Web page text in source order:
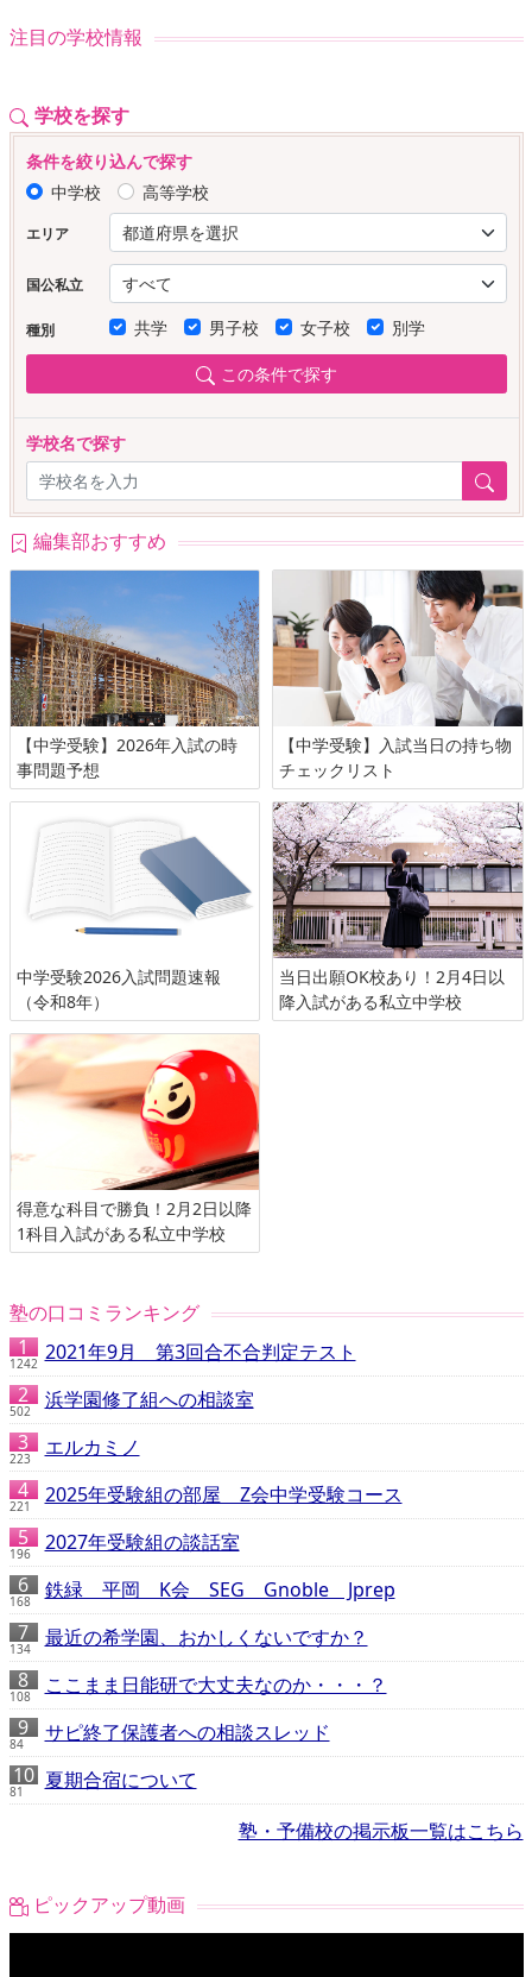
注目の学校情報
学校を探す
条件を絞り込んで探す
中学校
高等学校
エリア
国公私立
種別 共学 男子校 女子校 別学
この条件で探す
学校名で探す
編集部おすすめ
【中学受験】2026年入試の時
事問題予想
【中学受験】入試当日の持ち物
チェックリスト
中学受験2026入試問題速報
（令和8年）
当日出願OK校あり！2月4日以
降入試がある私立中学校
得意な科目で勝負！2月2日以降
1科目入試がある私立中学校
塾の口コミランキング
1242 2021年9月 第3回合不合判定テスト
502 浜学園修了組への相談室
223 エルカミノ
221 2025年受験組の部屋 Z会中学受験コース
196 2027年受験組の談話室
168 鉄緑 平岡 K会 SEG Gnoble Jprep
134 最近の希学園、おかしくないですか？
108 ここまま日能研で大丈夫なのか・・・？
84 サピ終了保護者への相談スレッド
81
夏期合宿について
塾・予備校の掲示板一覧はこちら
ピックアップ動画